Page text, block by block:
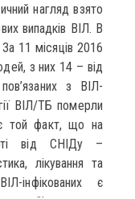
нагляд взято
випадків ВІЛ. В
11 місяців 2016
з них 14 – від
з ВІЛ-
ВІЛ/ТБ померли
той факт, що на
від СНІДу –
лікування та
інфікованих є